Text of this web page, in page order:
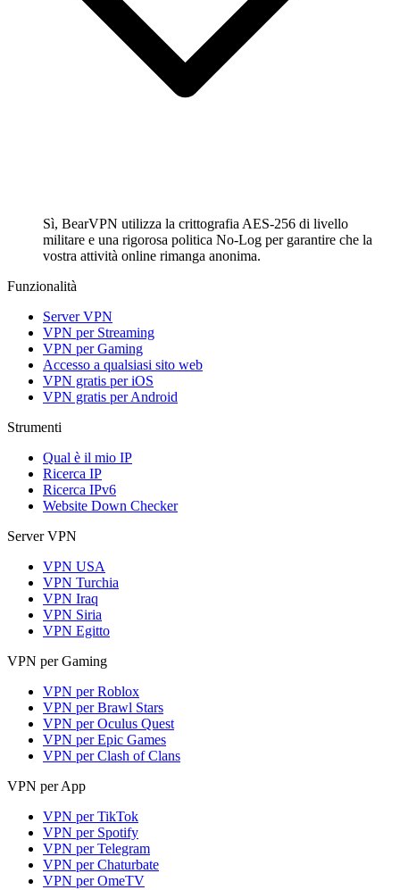
Sì, BearVPN utilizza la crittografia AES-256 di livello
militare e una rigorosa politica No-Log per garantire che la
vostra attività online rimanga anonima.
Funzionalità
Server VPN
VPN per Streaming
VPN per Gaming
Accesso a qualsiasi sito web
VPN gratis per iOS
VPN gratis per Android
Strumenti
Qual è il mio IP
Ricerca IP
Ricerca IPv6
Website Down Checker
Server VPN
VPN USA
VPN Turchia
VPN Iraq
VPN Siria
VPN Egitto
VPN per Gaming
VPN per Roblox
VPN per Brawl Stars
VPN per Oculus Quest
VPN per Epic Games
VPN per Clash of Clans
VPN per App
VPN per TikTok
VPN per Spotify
VPN per Telegram
VPN per Chaturbate
VPN per OmeTV